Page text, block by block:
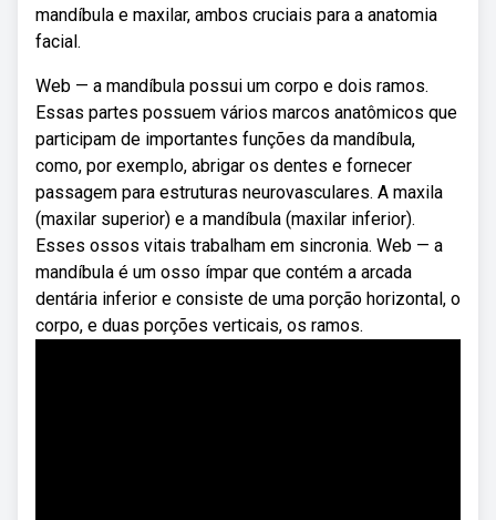
mandíbula e maxilar, ambos cruciais para a anatomia
facial.
Web — a mandíbula possui um corpo e dois ramos.
Essas partes possuem vários marcos anatômicos que
participam de importantes funções da mandíbula,
como, por exemplo, abrigar os dentes e fornecer
passagem para estruturas neurovasculares. A maxila
(maxilar superior) e a mandíbula (maxilar inferior).
Esses ossos vitais trabalham em sincronia. Web — a
mandíbula é um osso ímpar que contém a arcada
dentária inferior e consiste de uma porção horizontal, o
corpo, e duas porções verticais, os ramos.